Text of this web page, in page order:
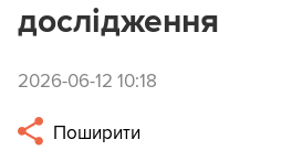
дослідження
2026-06-12 10:18
Поширити